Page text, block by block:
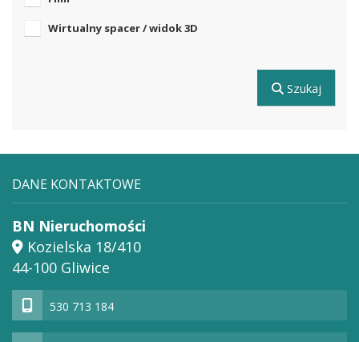
Wirtualny spacer / widok 3D
Szukaj
DANE KONTAKTOWE
BN Nieruchomości
Kozielska 18/410
44-100 Gliwice
530 713 184